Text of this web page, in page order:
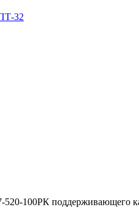
32
100РК поддерживающего